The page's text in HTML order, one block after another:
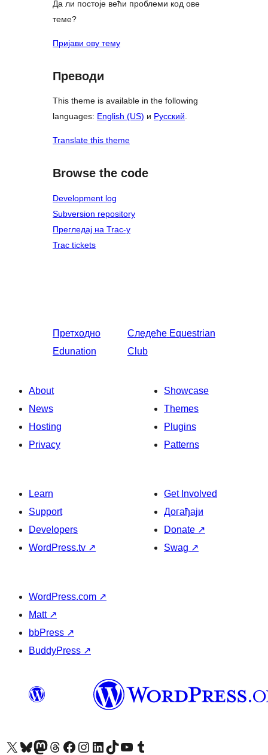
Да ли постоје већи проблеми код ове
теме?
Пријави ову тему
Преводи
This theme is available in the following
languages: English (US) и Русский.
Translate this theme
Browse the code
Development log
Subversion repository
Прегледај на Trac-у
Trac tickets
Претходно
Edunation
Следеће Equestrian
Club
About
News
Hosting
Privacy
Showcase
Themes
Plugins
Patterns
Learn
Support
Developers
WordPress.tv ↗
Get Involved
Догађаји
Donate ↗
Swag ↗
WordPress.com ↗
Matt ↗
bbPress ↗
BuddyPress ↗
Visit our X (formerly Twitter) account
Посетите наш Bluesky налог
Visit our Mastodon account
Посетите наш налог на Threads-у Visit our Facebook pageПосетите наш Инстаграм налог
Visit our LinkedIn account
Посетите наш TikTok налог
Visit our YouTube channel
Посетите наш Tumblr налог